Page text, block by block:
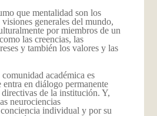
que mentalidad son los
generales del mundo,
por miembros de un
las creencias, las
y también los valores y las
académica es
en diálogo permanente
de la institución. Y,
neurociencias
individual y por su